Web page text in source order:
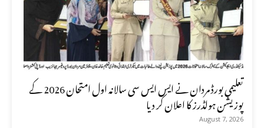
تعلیمی بورڈ مردان نے ایس ایس سی سالانہ اول امتحان 2026 کے
پوزیشن ہولڈرز کا اعلان کر دیا
August 7, 2026